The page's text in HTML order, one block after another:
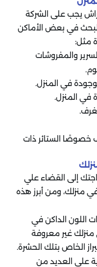
يجب على الشركة
في بعض الأماكن
مثل:
والمفروشات
في المنزل.
في المنزل.
خصوصًا الستائر ذات
إلى القضاء علي
منزلك، ومن أبرز هذه
اللون الداكن في
غير معروفة
الخاص بتلك الحشرة.
على العديد من